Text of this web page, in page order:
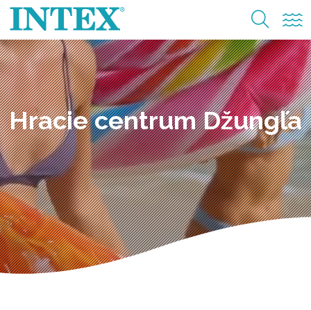
Hracie centrum Džungľa